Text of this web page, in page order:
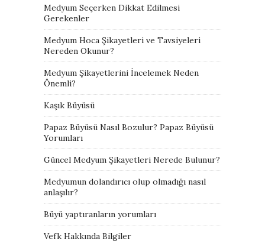
Medyum Seçerken Dikkat Edilmesi
Gerekenler
Medyum Hoca Şikayetleri ve Tavsiyeleri
Nereden Okunur?
Medyum Şikayetlerini İncelemek Neden
Önemli?
Kaşık Büyüsü
Papaz Büyüsü Nasıl Bozulur? Papaz Büyüsü
Yorumları
Güncel Medyum Şikayetleri Nerede Bulunur?
Medyumun dolandırıcı olup olmadığı nasıl
anlaşılır?
Büyü yaptıranların yorumları
Vefk Hakkında Bilgiler